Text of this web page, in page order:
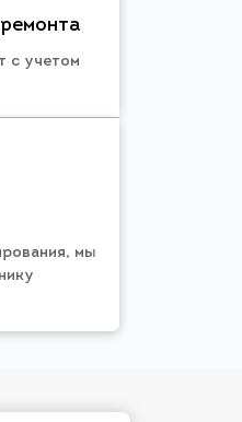
с учетом
мы